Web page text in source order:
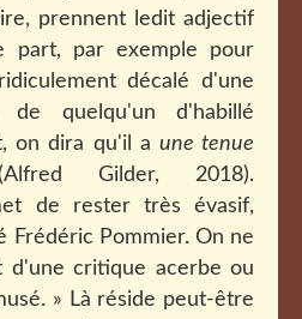
prennent ledit adjectif
part, par exemple pour
décalé d'une
quelqu'un d'habillé
on dira qu'il a une tenue
Gilder, 2018).
de rester très évasif,
Frédéric Pommier. On ne
d'une critique acerbe ou
» Là réside peut-être